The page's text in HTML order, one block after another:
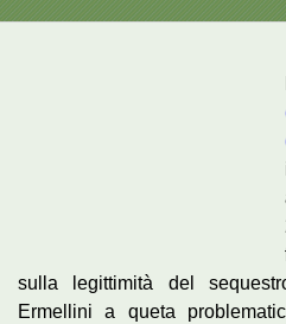
sulla legittimità del
Ermellini a queta